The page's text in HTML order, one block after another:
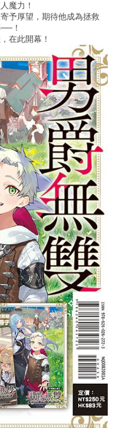
魔力！
予厚望，期待他成為拯救
！
在此開幕！